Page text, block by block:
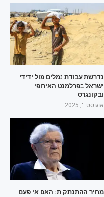
נדרשת עבודת נמלים מול ידידי
ישראל בפרלמנט האירופי
ובקונגרס
אוגוסט 1, 2025
מחיר ההתנתקות: האם אי פעם